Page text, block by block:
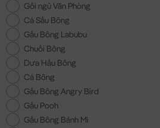
Gối ngủ Văn Phòng
Cá Sấu Bông
Gấu Bông Labubu
Chuối Bông
Dưa Hấu Bông
Cá Bông
Gấu Bông Angry Bird
Gấu Pooh
Gấu Bông Bánh Mì